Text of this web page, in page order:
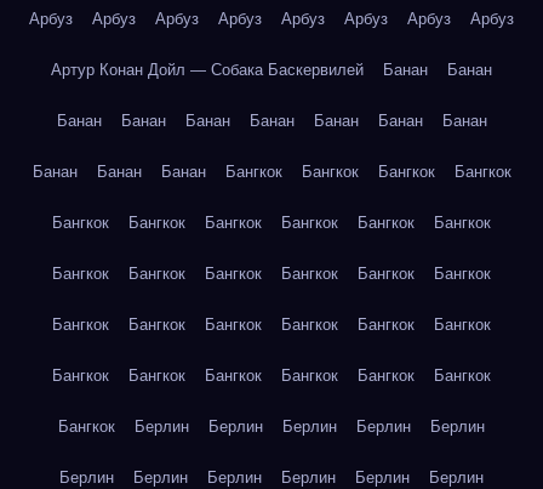
Арбуз Арбуз Арбуз Арбуз Арбуз Арбуз Арбуз Арбуз
Артур Конан Дойл — Собака Баскервилей Банан Банан
Банан Банан Банан Банан Банан Банан Банан
Банан Банан Банан Бангкок Бангкок Бангкок Бангкок
Бангкок Бангкок Бангкок Бангкок Бангкок Бангкок
Бангкок Бангкок Бангкок Бангкок Бангкок Бангкок
Бангкок Бангкок Бангкок Бангкок Бангкок Бангкок
Бангкок Бангкок Бангкок Бангкок Бангкок Бангкок
Бангкок Берлин Берлин Берлин Берлин Берлин
Берлин Берлин Берлин Берлин Берлин Берлин